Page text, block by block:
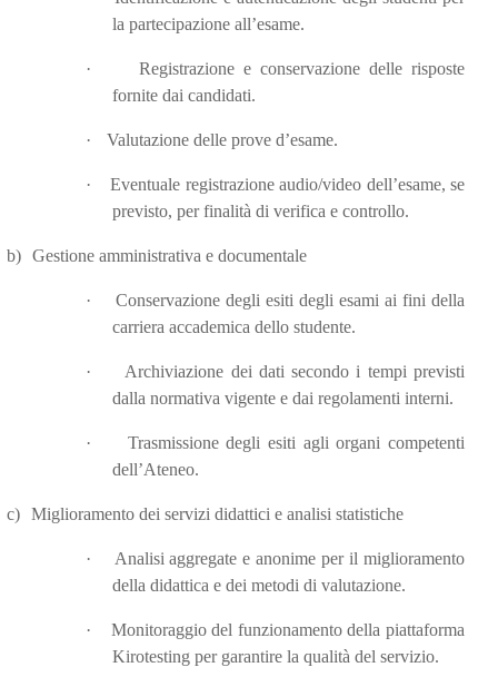
la partecipazione all’esame.
·
Registrazione e conservazione delle risposte
fornite dai candidati.
· Valutazione delle prove d’esame.
·
Eventuale registrazione audio/video dell’esame, se
previsto, per finalità di verifica e controllo.
b) Gestione amministrativa e documentale
·
Conservazione degli esiti degli esami ai fini della
carriera accademica dello studente.
·
Archiviazione dei dati secondo i tempi previsti
dalla normativa vigente e dai regolamenti interni.
·
Trasmissione degli esiti agli organi competenti
dell’Ateneo.
c) Miglioramento dei servizi didattici e analisi statistiche
·
Analisi aggregate e anonime per il miglioramento
della didattica e dei metodi di valutazione.
·
Monitoraggio del funzionamento della piattaforma
Kirotesting per garantire la qualità del servizio.